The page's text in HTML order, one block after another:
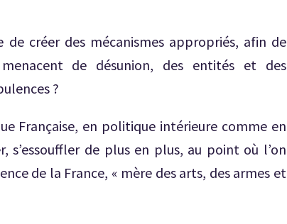
créer des mécanismes appropriés, afin de
de désunion, des entités et des
?
Française, en politique intérieure comme en
s’essouffler de plus en plus, au point où l’on
de la France, « mère des arts, des armes et